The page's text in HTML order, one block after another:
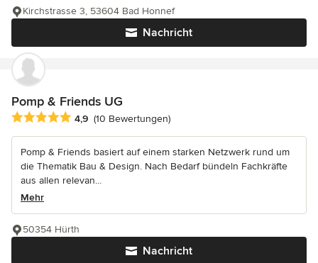
Nachricht
Kirchstrasse 3, 53604 Bad Honnef
Pomp & Friends UG
Durchschnittliche Bewertung: 4.9 von 5 Sternen
4,9 (10 Bewertungen)
Pomp & Friends basiert auf einem starken Netzwerk rund um
die Thematik Bau & Design. Nach Bedarf bündeln Fachkräfte
aus allen relevan...
Mehr
Nachricht
50354 Hürth